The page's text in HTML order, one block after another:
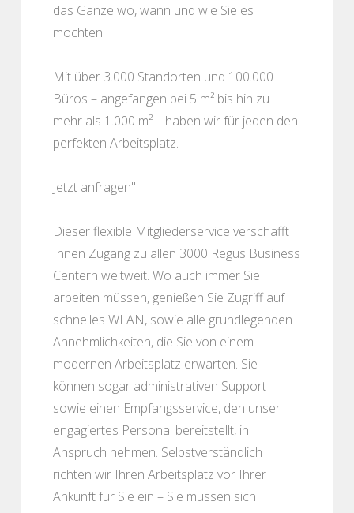
das Ganze wo, wann und wie Sie es
möchten.
Mit über 3.000 Standorten und 100.000
Büros – angefangen bei 5 m² bis hin zu
mehr als 1.000 m² – haben wir für jeden den
perfekten Arbeitsplatz.
Jetzt anfragen"
Dieser flexible Mitgliederservice verschafft
Ihnen Zugang zu allen 3000 Regus Business
Centern weltweit. Wo auch immer Sie
arbeiten müssen, genießen Sie Zugriff auf
schnelles WLAN, sowie alle grundlegenden
Annehmlichkeiten, die Sie von einem
modernen Arbeitsplatz erwarten. Sie
können sogar administrativen Support
sowie einen Empfangsservice, den unser
engagiertes Personal bereitstellt, in
Anspruch nehmen. Selbstverständlich
richten wir Ihren Arbeitsplatz vor Ihrer
Ankunft für Sie ein – Sie müssen sich